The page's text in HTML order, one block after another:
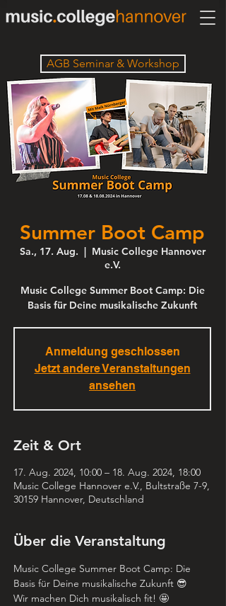
AGB Seminar & Workshop
Summer Boot Camp
Sa., 17. Aug.
  |
Music College Hannover
e.V.
Music College Summer Boot Camp: Die
Basis für Deine musikalische Zukunft
Anmeldung geschlossen
Jetzt andere Veranstaltungen
ansehen
Zeit & Ort
17. Aug. 2024, 10:00 – 18. Aug. 2024, 18:00
Music College Hannover e.V., Bultstraße 7-9,
30159 Hannover, Deutschland
Über die Veranstaltung
Music College Summer Boot Camp: Die
Basis für Deine musikalische Zukunft 😎
Wir machen Dich musikalisch fit! 🤩